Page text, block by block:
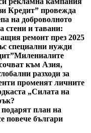
Кредит” провежда
на доброволното
стени и тавани:
ремонт през 2025
специални нужди
Милениалите
към Азия,
разходи за
променят личните
„Силата на
план на
повече българи